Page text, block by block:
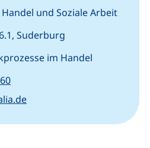
und Soziale Arbeit
Suderburg
im Handel
(startet einen Telefonanruf,
(öffnet Ihr E-Mail-